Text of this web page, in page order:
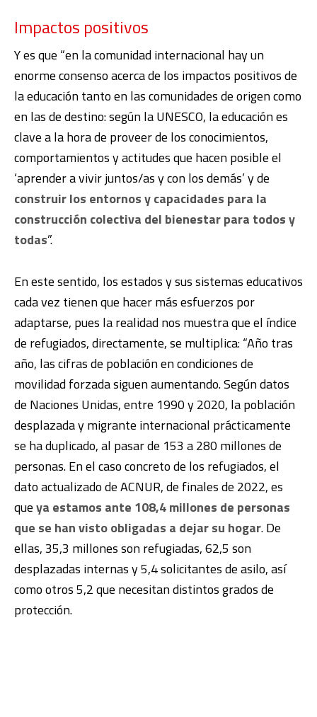
Impactos positivos
Y es que “en la comunidad internacional hay un
enorme consenso acerca de los impactos positivos de
la educación tanto en las comunidades de origen como
en las de destino: según la UNESCO, la educación es
clave a la hora de proveer de los conocimientos,
comportamientos y actitudes que hacen posible el
‘aprender a vivir juntos/as y con los demás’ y de
construir los entornos y capacidades para la
construcción colectiva del bienestar para todos y
todas”.
En este sentido, los estados y sus sistemas educativos
cada vez tienen que hacer más esfuerzos por
adaptarse, pues la realidad nos muestra que el índice
de refugiados, directamente, se multiplica: “Año tras
año, las cifras de población en condiciones de
movilidad forzada siguen aumentando. Según datos
de Naciones Unidas, entre 1990 y 2020, la población
desplazada y migrante internacional prácticamente
se ha duplicado, al pasar de 153 a 280 millones de
personas. En el caso concreto de los refugiados, el
dato actualizado de ACNUR, de finales de 2022, es
queya estamos ante 108,4 millones de personas
que se han visto obligadas a dejar su hogar. De
ellas, 35,3 millones son refugiadas, 62,5 son
desplazadas internas y 5,4 solicitantes de asilo, así
como otros 5,2 que necesitan distintos grados de
protección.